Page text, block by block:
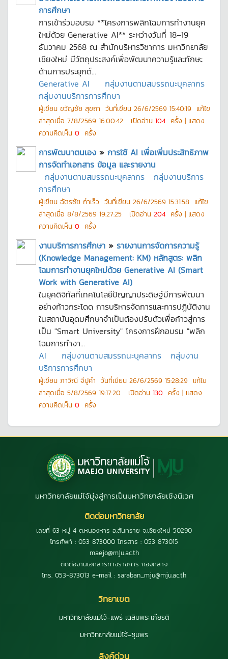
การศึกษา
การเข้าร่วมอบรม **โครงการพลิกโฉมการทำงานยุค
ใหม่ด้วย Generative AI** ระหว่างวันที่ 18–19
ธันวาคม 2568 ณ สำนักบริหารวิชาการ มหาวิทยาลัย
เชียงใหม่ มีวัตถุประสงค์เพื่อพัฒนาความรู้และทักษะ
ด้านการประยุกต์...
Generative AI
กลุ่มงานตามสมรรถนะบุคลากร
กลุ่มงานบริการการศึกษา
ผู้เขียน ขวัญชัย สุขถา วันที่เขียน 26/6/2569 15:40:19 แก้ไข
ล่าสุดเมื่อ 7/8/2569 16:00:42 เปิดอ่าน 104 ครั้ง | แสดง
ความคิดเห็น 0 ครั้ง
การพัฒนาตนเอง » การใช้ AI เพื่อเพิ่มประสิทธิภาพ
การจัดทำเอกสาร ข้อมูล และรายงาน
กลุ่มงานตามสมรรถนะบุคลากร
กลุ่มงานบริการ
การศึกษา
ผู้เขียน ฉัตรชัย ก๋าเร็ว วันที่เขียน 26/6/2569 15:31:58 แก้ไข
ล่าสุดเมื่อ 8/8/2569 19:27:25 เปิดอ่าน 204 ครั้ง | แสดง
ความคิดเห็น 0 ครั้ง
งานบริการการศึกษา » รายงานการจัดการความรู้
(Knowledge Management: KM) หลักสูตร: พลิก
โฉมการทำงานยุคใหม่ด้วย Generative AI (Smart
Work with Generative AI)
ในยุคดิจิทัลที่เทคโนโลยีปัญญาประดิษฐ์มีการพัฒนา
อย่างก้าวกระโดด การบริหารจัดการและการปฏิบัติงาน
ในสถาบันอุดมศึกษาจำเป็นต้องปรับตัวเพื่อก้าวสู่การ
เป็น "Smart University" โครงการฝึกอบรม "พลิก
โฉมการทำงา...
AI
กลุ่มงานตามสมรรถนะบุคลากร
กลุ่มงาน
บริการการศึกษา
ผู้เขียน ภาวิณี จีปูคำ วันที่เขียน 26/6/2569 15:28:29 แก้ไข
ล่าสุดเมื่อ 5/8/2569 19:17:20 เปิดอ่าน 130 ครั้ง | แสดง
ความคิดเห็น 0 ครั้ง
มหาวิทยาลัยแม่โจ้มุ่งสู่การเป็นมหาวิทยาลัยเชิงนิเวศ
ติดต่อมหาวิทยาลัย
เลขที่ 63 หมู่ 4 ต.หนองหาร อ.สันทราย จ.เชียงใหม่ 50290
โทรศัพท์ : 053 873000 โทรสาร : 053 873015
maejo@mju.ac.th
ติดต่องานเอกสารทางราชการ กองกลาง
โทร. 053-873013 e-mail : saraban_mju@mju.ac.th
วิทยาเขต
มหาวิทยาลัยแม่โจ้-แพร่ เฉลิมพระเกียรติ
มหาวิทยาลัยแม่โจ้-ชุมพร
ลิงค์ด่วน